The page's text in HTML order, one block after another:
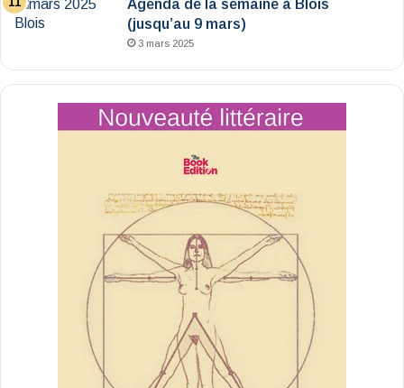
Agenda de la semaine à Blois
(jusqu’au 9 mars)
3 mars 2025